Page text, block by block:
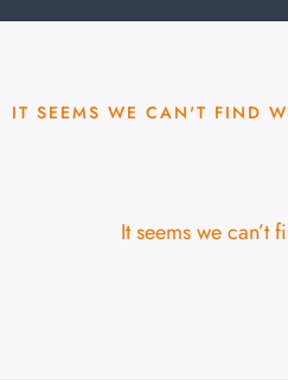
IT SEEMS WE CAN'T FIND
It seems we can’t